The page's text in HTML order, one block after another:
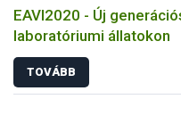
EAVI2020 - Új
laboratóriumi állatokon
TOVÁBB